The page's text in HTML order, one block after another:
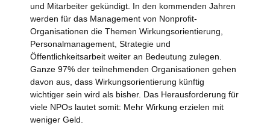
und Mitarbeiter gekündigt. In den kommenden Jahren
werden für das Management von Nonprofit-
Organisationen die Themen Wirkungsorientierung,
Personalmanagement, Strategie und
Öffentlichkeitsarbeit weiter an Bedeutung zulegen.
Ganze 97% der teilnehmenden Organisationen gehen
davon aus, dass Wirkungsorientierung künftig
wichtiger sein wird als bisher. Das Herausforderung für
viele NPOs lautet somit: Mehr Wirkung erzielen mit
weniger Geld.